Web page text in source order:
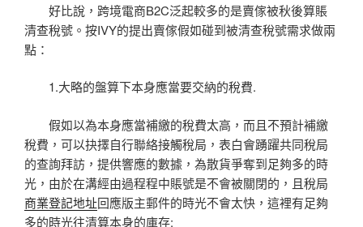
好比說，跨境電商B2C泛起較多的是賣傢被秋後算賬
清查稅號。按IVY的提出賣傢假如碰到被清查稅號需求做兩
點：
1.大略的盤算下本身應當要交納的稅費.
假如以為本身應當補繳的稅費太高，而且不預計補繳
稅費，可以抉擇自行聯絡接觸稅局，表白會踴躍共同稅局
的查詢拜訪，提供響應的數據，為散貨爭奪到足夠多的時
光，由於在溝經由過程程中賬號是不會被關閉的，且稅局
商業登記地址回應版主郵件的時光不會太快，這裡有足夠
多的時光往清算本身的庫存;